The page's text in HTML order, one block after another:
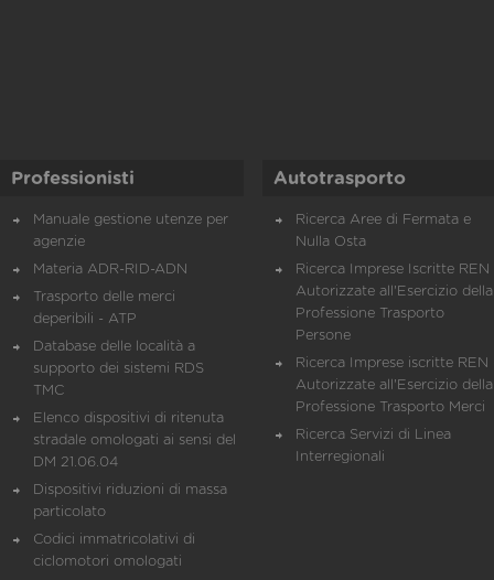
Professionisti
Manuale gestione utenze per
agenzie
Materia ADR-RID-ADN
Trasporto delle merci
deperibili - ATP
Database delle località a
supporto dei sistemi RDS
TMC
Elenco dispositivi di ritenuta
stradale omologati ai sensi del
DM 21.06.04
Dispositivi riduzioni di massa
particolato
Codici immatricolativi di
ciclomotori omologati
Autotrasporto
Ricerca Aree di Fermata e
Nulla Osta
Ricerca Imprese Iscritte REN
Autorizzate all'Esercizio della
Professione Trasporto
Persone
Ricerca Imprese iscritte REN
Autorizzate all'Esercizio della
Professione Trasporto Merci
Ricerca Servizi di Linea
Interregionali